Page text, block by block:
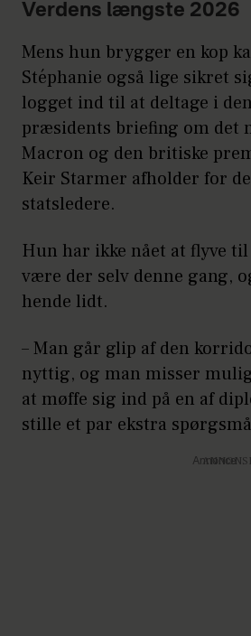
Verdens længste 2026
Mens hun brygger en kop
Stéphanie også lige sikret
logget ind til at deltage i
præsidents briefing om det
Macron og den britiske
Keir Starmer afholder for
statsledere.
Hun har ikke nået at flyve
være der selv denne gang,
hende lidt.
– Man går glip af den
nyttig, og man misser
at møffe sig ind på en af
stille et par ekstra
Annonce